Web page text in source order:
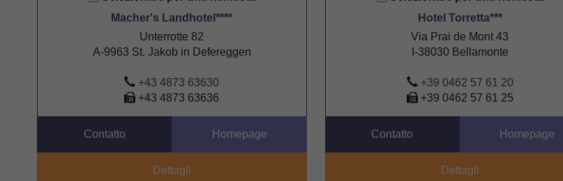
Macher's Landhotel****
Unterrotte 82
A-9963 St. Jakob in Defereggen
+43 4873 63630
+43 4873 63636
Contatto Homepage
Dettagli
Hotel Torretta***
Via Prai de Mont 43
I-38030 Bellamonte
+39 0462 57 61 20
+39 0462 57 61 25
Contatto Homepage
Dettagli